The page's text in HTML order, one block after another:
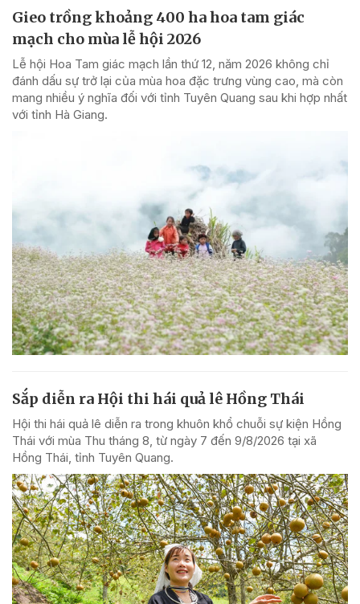
Gieo trồng khoảng 400 ha hoa tam giác
mạch cho mùa lễ hội 2026
Lễ hội Hoa Tam giác mạch lần thứ 12, năm 2026 không chỉ
đánh dấu sự trở lại của mùa hoa đặc trưng vùng cao, mà còn
mang nhiều ý nghĩa đối với tỉnh Tuyên Quang sau khi hợp nhất
với tỉnh Hà Giang.
Sắp diễn ra Hội thi hái quả lê Hồng Thái
Hội thi hái quả lê diễn ra trong khuôn khổ chuỗi sự kiện Hồng
Thái với mùa Thu tháng 8, từ ngày 7 đến 9/8/2026 tại xã
Hồng Thái, tỉnh Tuyên Quang.